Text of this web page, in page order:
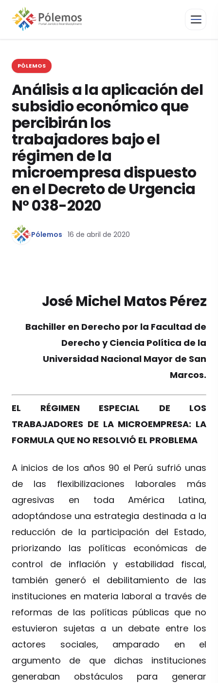
PÓLEMOS
Análisis a la aplicación del
subsidio económico que
percibirán los
trabajadores bajo el
régimen de la
microempresa dispuesto
en el Decreto de Urgencia
N° 038-2020
Pólemos 16 de abril de 2020
José Michel Matos Pérez
Bachiller en Derecho por la Facultad de
Derecho y Ciencia Política de la
Universidad Nacional Mayor de San
Marcos.
EL RÉGIMEN ESPECIAL DE LOS
TRABAJADORES DE LA MICROEMPRESA: LA
FORMULA QUE NO RESOLVIÓ EL PROBLEMA
A inicios de los años 90 el Perú sufrió unas
de las flexibilizaciones laborales más
agresivas en toda América Latina,
adoptándose una estrategia destinada a la
reducción de la participación del Estado,
priorizando las políticas económicas de
control de inflación y estabilidad fiscal,
también generó el debilitamiento de las
instituciones en materia laboral a través de
reformas de las políticas públicas que no
estuvieron sujetas a un debate entre los
actores sociales, amparado en el
argumento de que dichas instituciones
generaban obstáculos para generar